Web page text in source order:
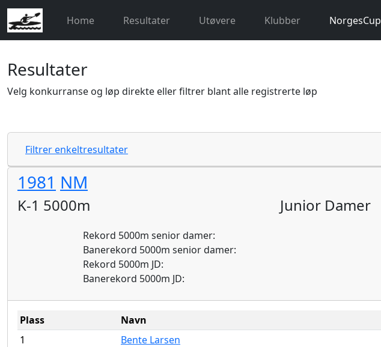
Home Resultater Utøvere Klubber NorgesCup
Resultater
Velg konkurranse og løp direkte eller filtrer blant alle registrerte løp
Filtrer enkeltresultater
1981 NM
K-1 5000m Junior Damer
Rekord 5000m senior damer:
Banerekord 5000m senior damer:
Rekord 5000m JD:
Banerekord 5000m JD:
Plass Navn
1
Bente Larsen